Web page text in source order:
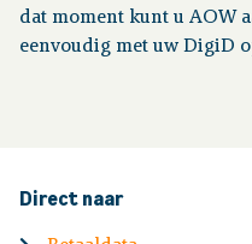
dat moment kunt u AOW
eenvoudig met uw DigiD
Direct naar